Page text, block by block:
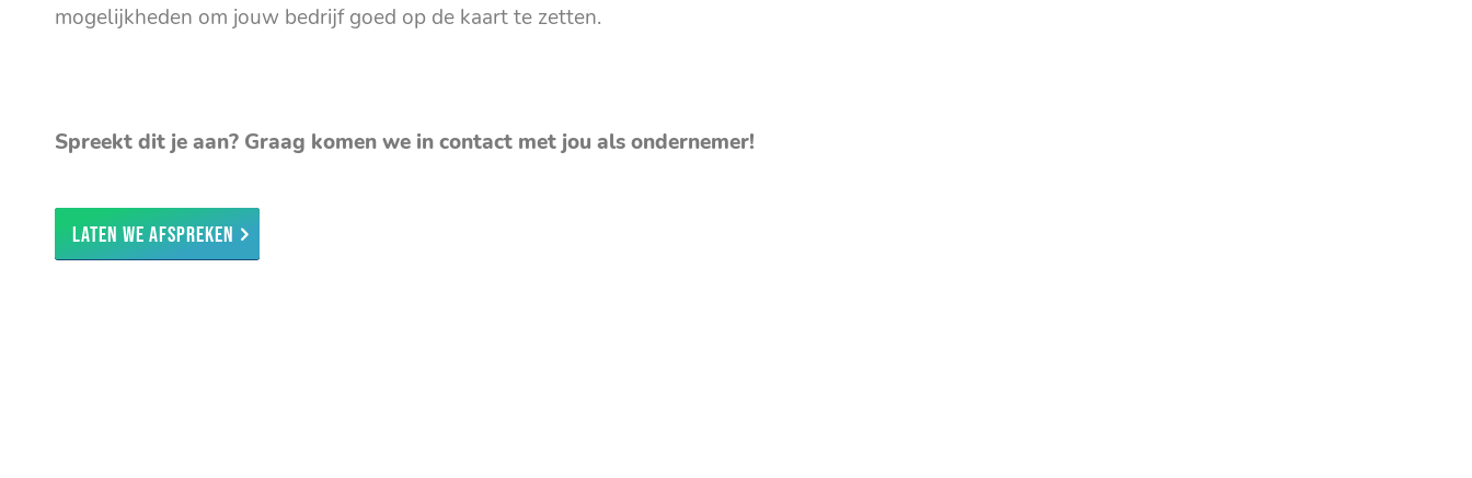
mogelijkheden om jouw bedrijf goed op de kaart te zetten.
Spreekt dit je aan? Graag komen we in contact met jou als ondernemer!
Laten we afspreken